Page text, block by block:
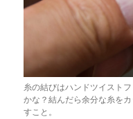
糸の結びはハンドツイスト
かな？結んだら余分な糸を
すこと。